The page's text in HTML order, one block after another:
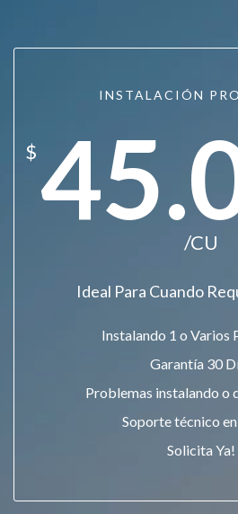
INSTALACIÓN
$
/CU
Ideal Para Cuando
Instalando 1 o Varios
Garantía 30
Problemas instalando o
Soporte técnico
Solicita Ya!